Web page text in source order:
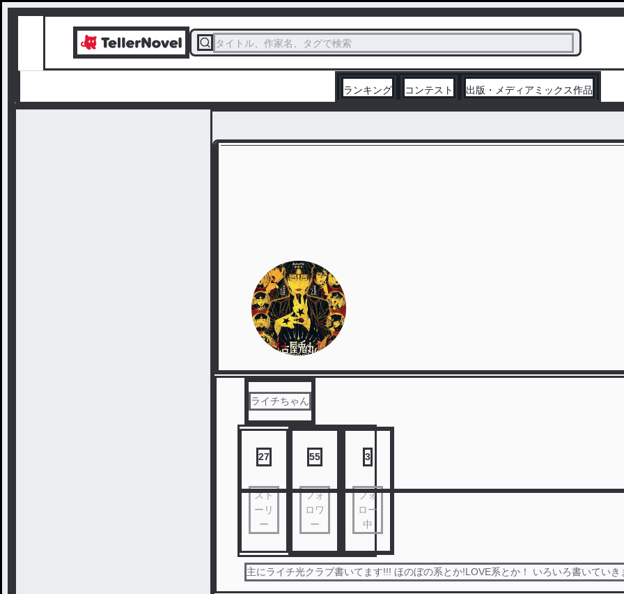
タイトル、作家名、タグで検索
ランキング コンテスト 出版・メディアミックス作品
ライチちゃん
27
スト
ーリ
ー
55
フォ
ロワ
ー
3
フォ
ロー
中
主にライチ光クラブ書いてます!!! ほのぼの系とか!LOVE系とか！ いろいろ書いていき